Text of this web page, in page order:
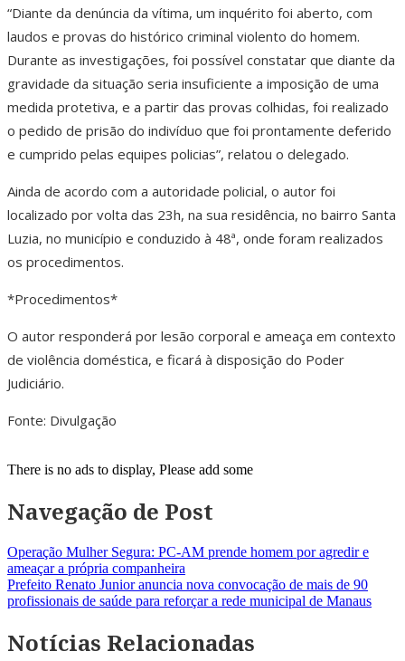
“Diante da denúncia da vítima, um inquérito foi aberto, com
laudos e provas do histórico criminal violento do homem.
Durante as investigações, foi possível constatar que diante da
gravidade da situação seria insuficiente a imposição de uma
medida protetiva, e a partir das provas colhidas, foi realizado
o pedido de prisão do indivíduo que foi prontamente deferido
e cumprido pelas equipes policias”, relatou o delegado.
Ainda de acordo com a autoridade policial, o autor foi
localizado por volta das 23h, na sua residência, no bairro Santa
Luzia, no município e conduzido à 48ª, onde foram realizados
os procedimentos.
*Procedimentos*
O autor responderá por lesão corporal e ameaça em contexto
de violência doméstica, e ficará à disposição do Poder
Judiciário.
Fonte: Divulgação
There is no ads to display, Please add some
Navegação de Post
Operação Mulher Segura: PC-AM prende homem por agredir e
ameaçar a própria companheira
Prefeito Renato Junior anuncia nova convocação de mais de 90
profissionais de saúde para reforçar a rede municipal de Manaus
Notícias Relacionadas